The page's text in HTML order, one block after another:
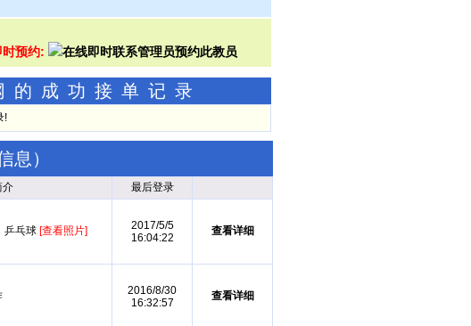
预约:
成功接单记录
!
息 ）
介 最后登录
乒乓球 [查看照片]
2017/5/5
16:04:22
查看详细
2016/8/30
16:32:57
查看详细